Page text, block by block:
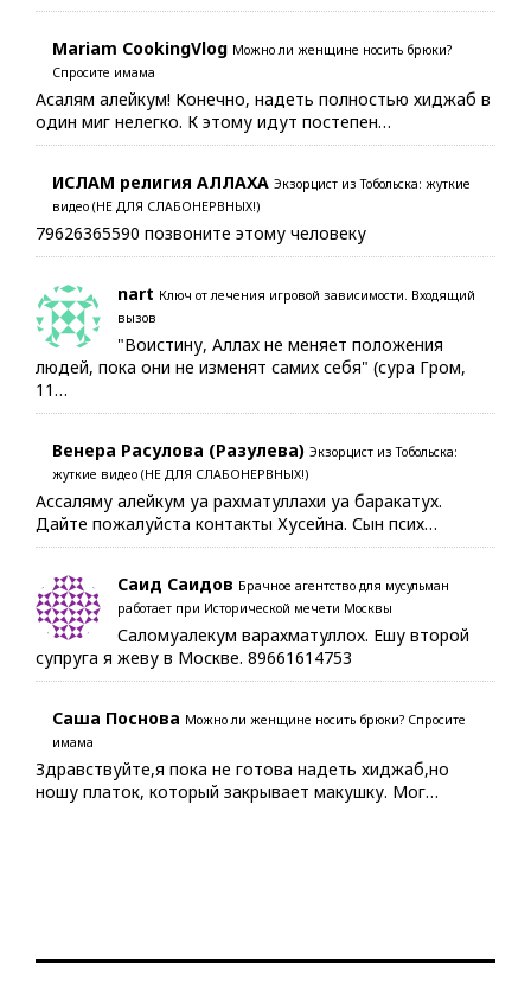
Mariam CookingVlog Можно ли женщине носить брюки?
Спросите имама
Асалям алейкум! Конечно, надеть полностью хиджаб в
один миг нелегко. К этому идут постепен…
ИСЛАМ религия АЛЛАХА Экзорцист из Тобольска: жуткие
видео (НЕ ДЛЯ СЛАБОНЕРВНЫХ!)
79626365590 позвоните этому человеку
nart Ключ от лечения игровой зависимости. Входящий
вызов
"Воистину, Аллах не меняет положения
людей, пока они не изменят самих себя" (сура Гром,
11…
Венера Расулова (Разулева) Экзорцист из Тобольска:
жуткие видео (НЕ ДЛЯ СЛАБОНЕРВНЫХ!)
Ассаляму алейкум уа рахматуллахи уа баракатух.
Дайте пожалуйста контакты Хусейна. Сын псих…
Саид Саидов Брачное агентство для мусульман
работает при Исторической мечети Москвы
Саломуалекум варахматуллох. Ешу второй
супруга я жеву в Москве. 89661614753
Саша Поснова Можно ли женщине носить брюки? Спросите
имама
Здравствуйте,я пока не готова надеть хиджаб,но
ношу платок, который закрывает макушку. Мог…